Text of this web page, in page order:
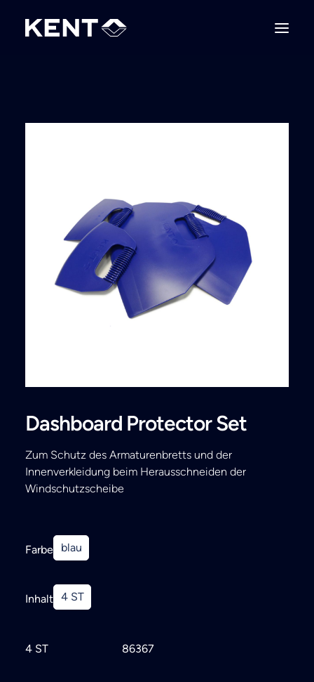
Dashboard Protector Set
Zum Schutz des Armaturenbretts und der
Innenverkleidung beim Herausschneiden der
Windschutzscheibe
Farbe blau
Inhalt 4 ST
4 ST 86367